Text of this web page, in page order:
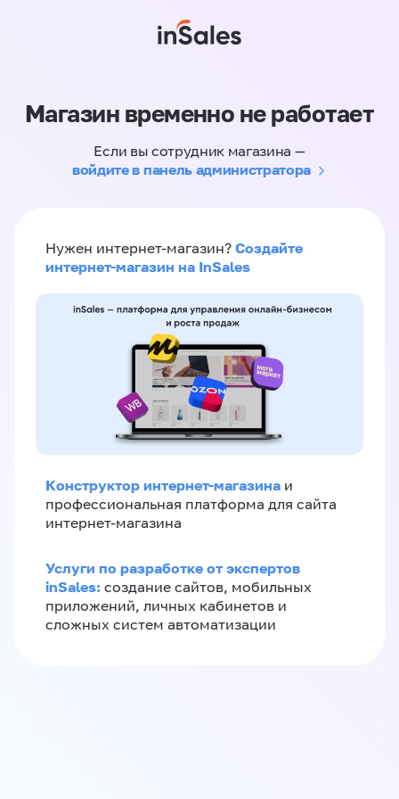
Магазин временно не работает
Если вы сотрудник магазина —
войдите в панель администратора
Нужен интернет-магазин? Создайте
интернет-магазин на InSales
Конструктор интернет-магазина и
профессиональная платформа для сайта
интернет-магазина
Услуги по разработке от экспертов
inSales: создание сайтов, мобильных
приложений, личных кабинетов и
сложных систем автоматизации